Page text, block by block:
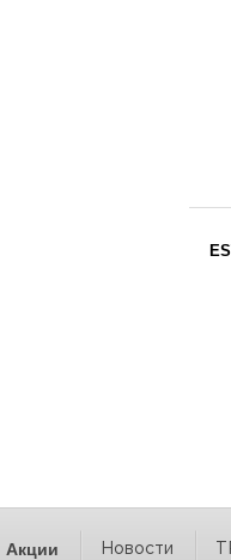
Акции Новости